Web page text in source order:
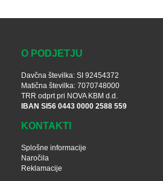
O PODJETJU
Davčna številka: SI 92454372
Matična številka: 7070748000
TRR odprt pri NOVA KBM d.d.
IBAN SI56 0443 0000 2588 559
KONTAKTI
Splošne informacije
Naročila
Reklamacije